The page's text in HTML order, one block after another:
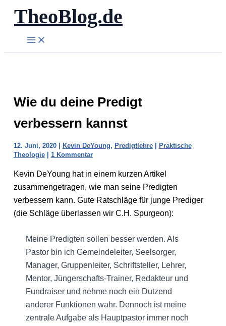
Zum
Inhalt
springen
TheoBlog.de
Wie du deine Predigt
verbessern kannst
12. Juni, 2020 | Kevin DeYoung, Predigtlehre| Praktische
Theologie| 1 Kommentar
Kevin DeYoung hat in einem kurzen Artikel
zusammengetragen, wie man seine Predigten
verbessern kann. Gute Ratschläge für junge Prediger
(die Schläge überlassen wir C.H. Spurgeon):
Meine Predigten sollen besser werden. Als
Pastor bin ich Gemeindeleiter, Seelsorger,
Manager, Gruppenleiter, Schriftsteller, Lehrer,
Mentor, Jüngerschafts-Trainer, Redakteur und
Fundraiser und nehme noch ein Dutzend
anderer Funktionen wahr. Dennoch ist meine
zentrale Aufgabe als Hauptpastor immer noch